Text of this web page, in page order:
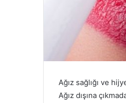
Ağız sağlığı ve
Ağız dışına